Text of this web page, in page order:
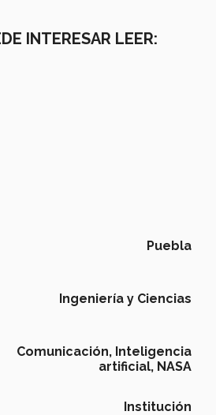
INTERESAR LEER:
Puebla
Ingeniería y Ciencias
Comunicación, Inteligencia
artificial, NASA
Institución